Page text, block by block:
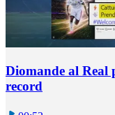
Diomande al Real
record